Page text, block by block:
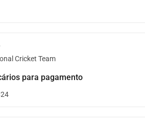
Cricket Team
para pagamento